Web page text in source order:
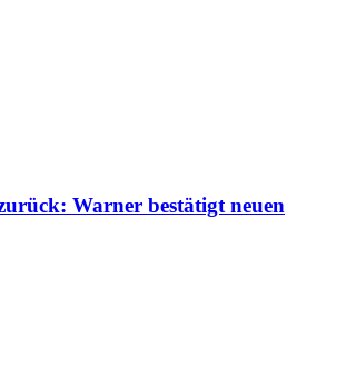
Warner bestätigt neuen